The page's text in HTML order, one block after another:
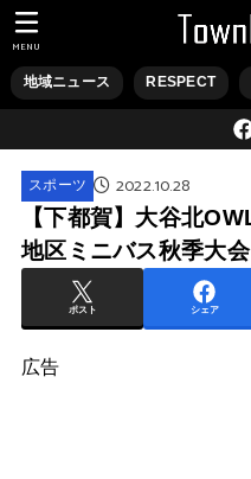
地域ニュース RESPECT
MENU
スポーツ 2022.10.28
【下都賀】大谷北
地区ミニバス秋季大会
ポスト シェア
広告